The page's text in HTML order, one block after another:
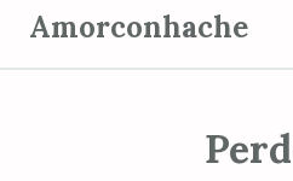
Amorconhache